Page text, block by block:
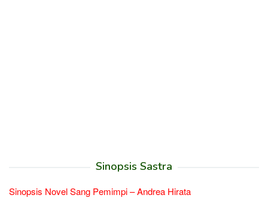
Sinopsis Sastra
Sinopsis Novel Sang Pemimpi – Andrea Hirata